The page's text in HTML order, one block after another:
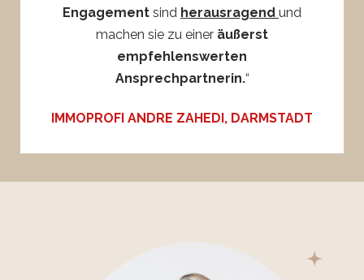
Engagement sind herausragend und
machen sie zu einer äußerst
empfehlenswerten
Ansprechpartnerin.“
IMMOPROFI ANDRE ZAHEDI, DARMSTADT